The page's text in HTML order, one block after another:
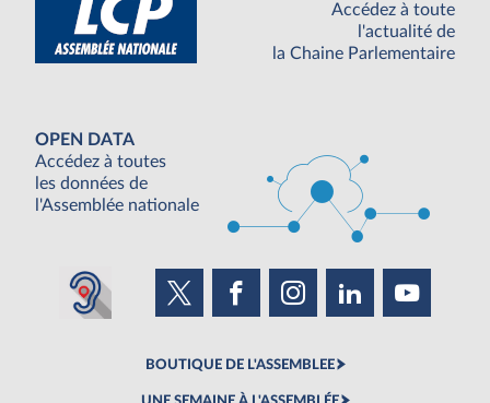
Accédez à toute
l'actualité de
la Chaine Parlementaire
OPEN DATA
Accédez à toutes
les données de
l'Assemblée nationale
BOUTIQUE DE L'ASSEMBLEE